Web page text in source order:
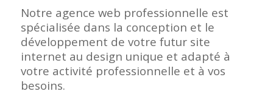
Notre agence web professionnelle est
spécialisée dans la conception et le
développement de votre futur site
internet au design unique et adapté à
votre activité professionnelle et à vos
besoins.